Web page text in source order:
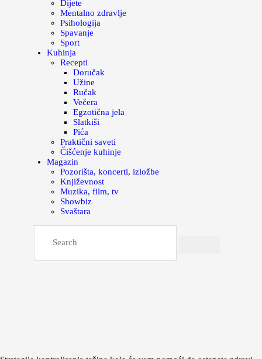
Dijete
Mentalno zdravlje
Psihologija
Spavanje
Sport
Kuhinja
Recepti
Doručak
Užine
Ručak
Večera
Egzotična jela
Slatkiši
Pića
Praktični saveti
Čišćenje kuhinje
Magazin
Pozorišta, koncerti, izložbe
Književnost
Muzika, film, tv
Showbiz
Svaštara